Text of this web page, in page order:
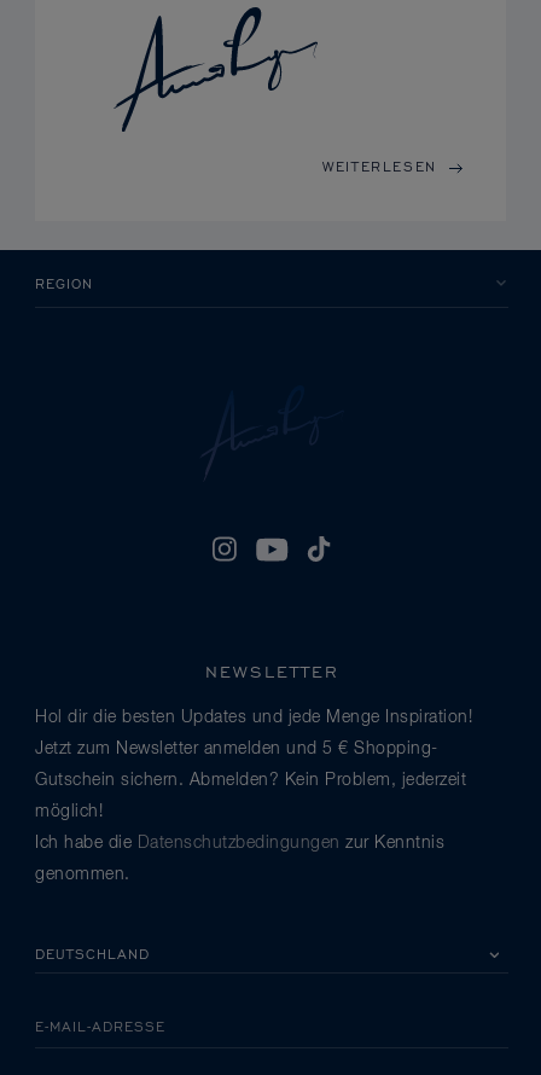
WEITERLESEN
REGION
NEWSLETTER
Hol dir die besten Updates und jede Menge Inspiration!
Jetzt zum Newsletter anmelden und 5 € Shopping-
Gutschein sichern. Abmelden? Kein Problem, jederzeit
möglich!
Ich habe die Datenschutzbedingungen zur Kenntnis
genommen.
E-MAIL-ADRESSE